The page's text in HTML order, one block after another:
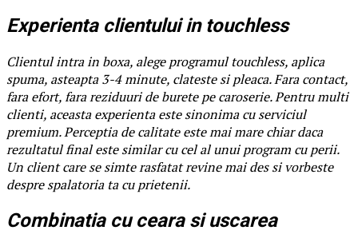
Experienta clientului in touchless
Clientul intra in boxa, alege programul touchless, aplica
spuma, asteapta 3-4 minute, clateste si pleaca. Fara contact,
fara efort, fara reziduuri de burete pe caroserie. Pentru multi
clienti, aceasta experienta este sinonima cu serviciul
premium. Perceptia de calitate este mai mare chiar daca
rezultatul final este similar cu cel al unui program cu perii.
Un client care se simte rasfatat revine mai des si vorbeste
despre spalatoria ta cu prietenii.
Combinatia cu ceara si uscarea